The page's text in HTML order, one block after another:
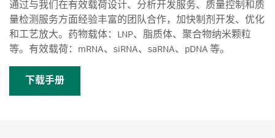
通过与我们在有效载荷设计、分析开发服务、质量控制和质
量检测服务方面经验丰富的团队合作，加快制剂开发、优化
和工艺放大。药物载体：LNP、脂质体、聚合物纳米颗粒
等。有效载荷：mRNA、siRNA、saRNA、pDNA 等。
下载手册